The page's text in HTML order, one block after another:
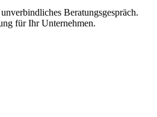
Beratungsgespräch.
für Ihr Unternehmen.